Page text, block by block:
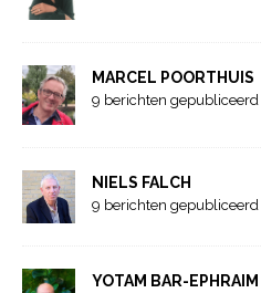
MARCEL POORTHUIS
9 berichten gepubliceerd
NIELS FALCH
9 berichten gepubliceerd
YOTAM BAR-EPHRAIM